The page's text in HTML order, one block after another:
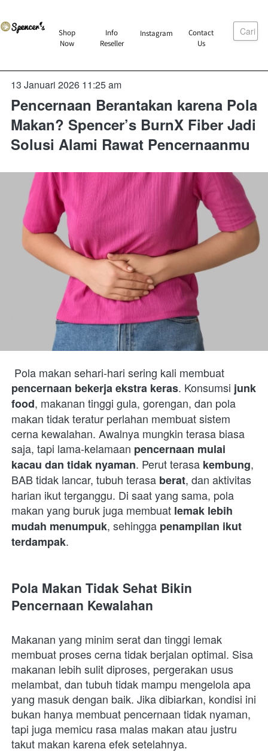
`
Shop
Now
` Info
Reseller
`Instagram `
Contact
Us
Cari
13 Januari 2026 11:25 am
Pencernaan Berantakan karena Pola
Makan? Spencer’s BurnX Fiber Jadi
Solusi Alami Rawat Pencernaanmu
pencernaan bekerja ekstra keras. Konsumsi junk
food, makanan tinggi gula, gorengan, dan pola
makan tidak teratur perlahan membuat sistem
cerna kewalahan. Awalnya mungkin terasa biasa
saja, tapi lama-kelamaan pencernaan mulai
kacau dan tidak nyaman. Perut terasa kembung,
BAB tidak lancar, tubuh terasa berat, dan aktivitas
harian ikut terganggu. Di saat yang sama, pola
makan yang buruk juga membuat lemak lebih
mudah menumpuk, sehingga penampilan ikut
terdampak.
Pola Makan Tidak Sehat Bikin
Pencernaan Kewalahan
Makanan yang minim serat dan tinggi lemak
membuat proses cerna tidak berjalan optimal. Sisa
makanan lebih sulit diproses, pergerakan usus
melambat, dan tubuh tidak mampu mengelola apa
yang masuk dengan baik. Jika dibiarkan, kondisi ini
bukan hanya membuat pencernaan tidak nyaman,
tapi juga memicu rasa malas makan atau justru
takut makan karena efek setelahnya.